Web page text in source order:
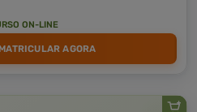
ON-LINE
MATRICULAR AGORA